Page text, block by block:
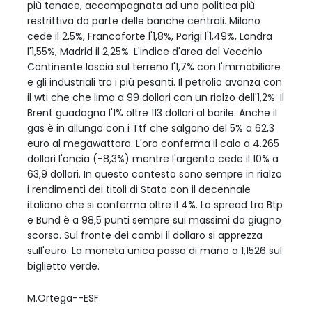
più tenace, accompagnata ad una politica più
restrittiva da parte delle banche centrali. Milano
cede il 2,5%, Francoforte l'1,8%, Parigi l'1,49%, Londra
l'1,55%, Madrid il 2,25%. L'indice d'area del Vecchio
Continente lascia sul terreno l'1,7% con l'immobiliare
e gli industriali tra i più pesanti. Il petrolio avanza con
il wti che che lima a 99 dollari con un rialzo dell'1,2%. Il
Brent guadagna l'1% oltre 113 dollari al barile. Anche il
gas è in allungo con i Ttf che salgono del 5% a 62,3
euro al megawattora. L'oro conferma il calo a 4.265
dollari l'oncia (-8,3%) mentre l'argento cede il 10% a
63,9 dollari. In questo contesto sono sempre in rialzo
i rendimenti dei titoli di Stato con il decennale
italiano che si conferma oltre il 4%. Lo spread tra Btp
e Bund è a 98,5 punti sempre sui massimi da giugno
scorso. Sul fronte dei cambi il dollaro si apprezza
sull'euro. La moneta unica passa di mano a 1,1526 sul
biglietto verde.
M.Ortega--ESF